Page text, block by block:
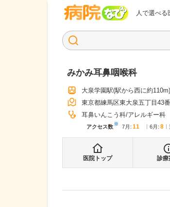
人で選べる
病院なび
みかみ耳鼻咽喉科
大泉学園駅(駅から西に約110m)
東京都練馬区東大泉五丁目43
耳鼻いんこう科 アレルギー科
アクセス数※ 7月 : 11 6月 : 8
医院トップ 診療